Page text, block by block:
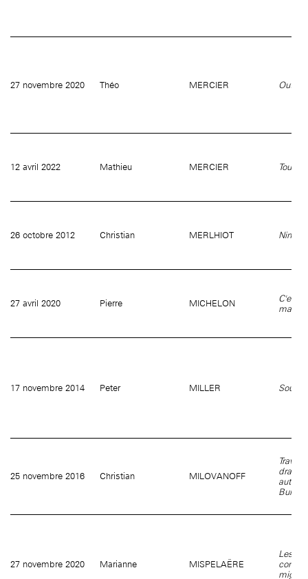
27 novembre 2020 Théo MERCIER
12 avril 2022 Mathieu MERCIER Tout
26 octobre 2012 Christian MERLHIOT
27 avril 2020 Pierre MICHELON
C'est
17 novembre 2014 Peter MILLER
25 novembre 2016 Christian MILOVANOFF
Travail
autour
27 novembre 2020 Marianne MISPELAËRE
Les